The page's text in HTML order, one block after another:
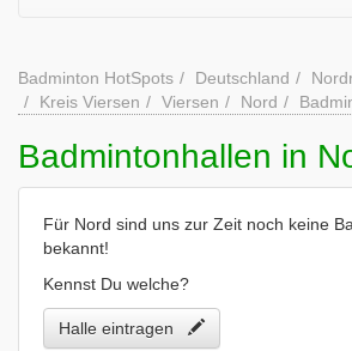
Badminton HotSpots Deutschland
Kreis Viersen
Viersen Nord
Badmintonhallen in
Für Nord sind uns zur Zeit noch keine
bekannt!
Kennst Du welche?
Halle eintragen